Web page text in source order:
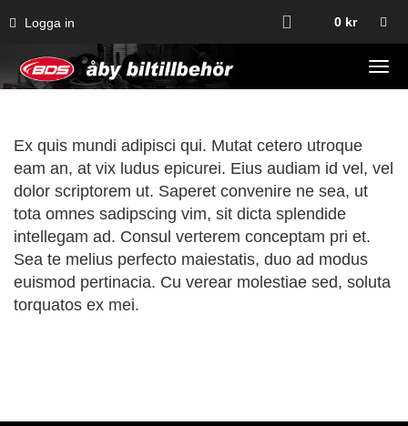
Logga in 0kr
Ex quis mundi adipisci qui. Mutat cetero utroque
eam an, at vix ludus epicurei. Eius audiam id vel, vel
dolor scriptorem ut. Saperet convenire ne sea, ut
tota omnes sadipscing vim, sit dicta splendide
intellegam ad. Consul verterem conceptam pri et.
Sea te melius perfecto maiestatis, duo ad modus
euismod pertinacia. Cu verear molestiae sed, soluta
torquatos ex mei.